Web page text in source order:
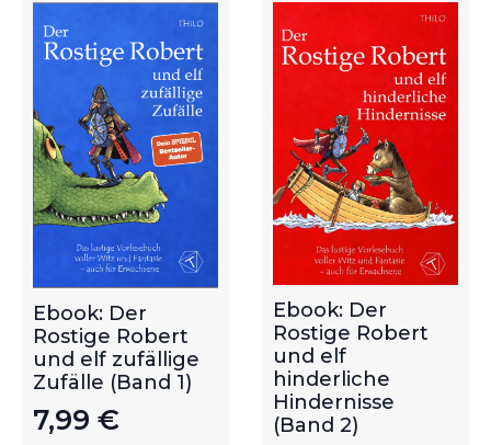
Ebook: Der
Rostige Robert
und elf zufällige
Zufälle (Band 1)
7,99 €
Ebook: Der
Rostige Robert
und elf
hinderliche
Hindernisse
(Band 2)